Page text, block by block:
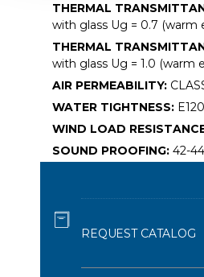
THERMAL
with glass Ug = 0.7 (warm
THERMAL
with glass Ug = 1.0 (warm
AIR PERMEABILITY:
WATER TIGHTNESS:
WIND LOAD
SOUND PROOFING: 42-
REQUEST CATALOG